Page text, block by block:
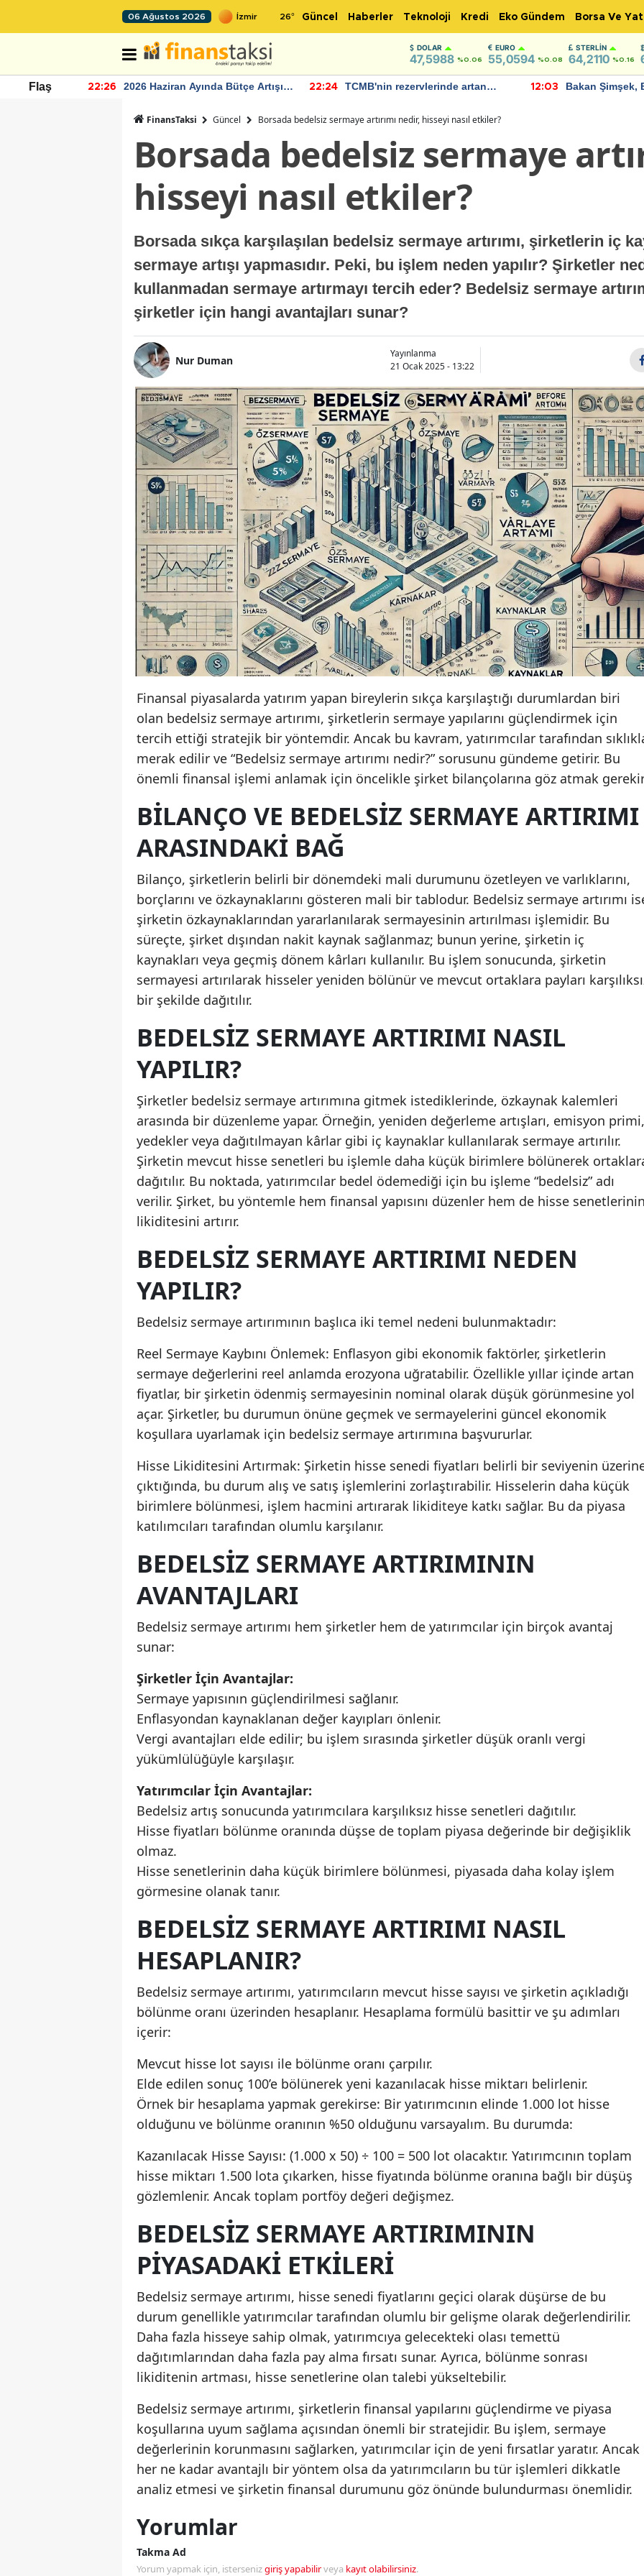
06 Ağustos 2026 26° Güncel Haberler Teknoloji Kredi Eko Gündem Borsa Ve
DOLAR
47,5988 %0.06
EURO
55,0594 %0.08
STERLIN
64,2110 %0.16
Flaş 22:26
2026 Haziran Ayında Bütçe Artışı
22:24
TCMB'nin rezervlerinde artan
12:03
Bakan Şimşek,
FinansTaksi Güncel Borsada bedelsiz sermaye artırımı nedir, hisseyi nasıl etkiler?
Borsada bedelsiz sermaye
hisseyi nasıl etkiler?
Borsada sıkça karşılaşılan bedelsiz sermaye artırımı, şirketlerin iç
sermaye artışı yapmasıdır. Peki, bu işlem neden yapılır? Şirketler
kullanmadan sermaye artırmayı tercih eder? Bedelsiz sermaye
şirketler için hangi avantajları sunar?
Nur Duman
Yayınlanma
21 Ocak 2025 - 13:22
Finansal piyasalarda yatırım yapan bireylerin sıkça karşılaştığı durumlardan biri
olan bedelsiz sermaye artırımı, şirketlerin sermaye yapılarını güçlendirmek için
tercih ettiği stratejik bir yöntemdir. Ancak bu kavram, yatırımcılar tarafından
merak edilir ve “Bedelsiz sermaye artırımı nedir?” sorusunu gündeme getirir. Bu
önemli finansal işlemi anlamak için öncelikle şirket bilançolarına göz atmak
BILANÇO VE BEDELSIZ SERMAYE ARTIRIMI
ARASINDAKI BAĞ
Bilanço, şirketlerin belirli bir dönemdeki mali durumunu özetleyen ve varlıklarını,
borçlarını ve özkaynaklarını gösteren mali bir tablodur. Bedelsiz sermaye artırımı
şirketin özkaynaklarından yararlanılarak sermayesinin artırılması işlemidir. Bu
süreçte, şirket dışından nakit kaynak sağlanmaz; bunun yerine, şirketin iç
kaynakları veya geçmiş dönem kârları kullanılır. Bu işlem sonucunda, şirketin
sermayesi artırılarak hisseler yeniden bölünür ve mevcut ortaklara payları
bir şekilde dağıtılır.
BEDELSIZ SERMAYE ARTIRIMI NASIL
YAPILIR?
Şirketler bedelsiz sermaye artırımına gitmek istediklerinde, özkaynak kalemleri
arasında bir düzenleme yapar. Örneğin, yeniden değerleme artışları, emisyon primi,
yedekler veya dağıtılmayan kârlar gibi iç kaynaklar kullanılarak sermaye artırılır.
Şirketin mevcut hisse senetleri bu işlemle daha küçük birimlere bölünerek
dağıtılır. Bu noktada, yatırımcılar bedel ödemediği için bu işleme “bedelsiz” adı
verilir. Şirket, bu yöntemle hem finansal yapısını düzenler hem de hisse
likiditesini artırır.
BEDELSIZ SERMAYE ARTIRIMI NEDEN
YAPILIR?
Bedelsiz sermaye artırımının başlıca iki temel nedeni bulunmaktadır:
Reel Sermaye Kaybını Önlemek: Enflasyon gibi ekonomik faktörler, şirketlerin
sermaye değerlerini reel anlamda erozyona uğratabilir. Özellikle yıllar içinde artan
fiyatlar, bir şirketin ödenmiş sermayesinin nominal olarak düşük görünmesine yol
açar. Şirketler, bu durumun önüne geçmek ve sermayelerini güncel ekonomik
koşullara uyarlamak için bedelsiz sermaye artırımına başvururlar.
Hisse Likiditesini Artırmak: Şirketin hisse senedi fiyatları belirli bir seviyenin
çıktığında, bu durum alış ve satış işlemlerini zorlaştırabilir. Hisselerin daha küçük
birimlere bölünmesi, işlem hacmini artırarak likiditeye katkı sağlar. Bu da piyasa
katılımcıları tarafından olumlu karşılanır.
BEDELSIZ SERMAYE ARTIRIMININ
AVANTAJLARI
Bedelsiz sermaye artırımı hem şirketler hem de yatırımcılar için birçok avantaj
sunar:
Şirketler İçin Avantajlar:
Sermaye yapısının güçlendirilmesi sağlanır.
Enflasyondan kaynaklanan değer kayıpları önlenir.
Vergi avantajları elde edilir; bu işlem sırasında şirketler düşük oranlı vergi
yükümlülüğüyle karşılaşır.
Yatırımcılar İçin Avantajlar:
Bedelsiz artış sonucunda yatırımcılara karşılıksız hisse senetleri dağıtılır.
Hisse fiyatları bölünme oranında düşse de toplam piyasa değerinde bir değişiklik
olmaz.
Hisse senetlerinin daha küçük birimlere bölünmesi, piyasada daha kolay işlem
görmesine olanak tanır.
BEDELSIZ SERMAYE ARTIRIMI NASIL
HESAPLANIR?
Bedelsiz sermaye artırımı, yatırımcıların mevcut hisse sayısı ve şirketin açıkladığı
bölünme oranı üzerinden hesaplanır. Hesaplama formülü basittir ve şu adımları
içerir:
Mevcut hisse lot sayısı ile bölünme oranı çarpılır.
Elde edilen sonuç 100’e bölünerek yeni kazanılacak hisse miktarı belirlenir.
Örnek bir hesaplama yapmak gerekirse: Bir yatırımcının elinde 1.000 lot hisse
olduğunu ve bölünme oranının %50 olduğunu varsayalım. Bu durumda:
Kazanılacak Hisse Sayısı: (1.000 x 50) ÷ 100 = 500 lot olacaktır. Yatırımcının toplam
hisse miktarı 1.500 lota çıkarken, hisse fiyatında bölünme oranına bağlı bir düşüş
gözlemlenir. Ancak toplam portföy değeri değişmez.
BEDELSIZ SERMAYE ARTIRIMININ
PIYASADAKI ETKILERI
Bedelsiz sermaye artırımı, hisse senedi fiyatlarını geçici olarak düşürse de bu
durum genellikle yatırımcılar tarafından olumlu bir gelişme olarak değerlendirilir.
Daha fazla hisseye sahip olmak, yatırımcıya gelecekteki olası temettü
dağıtımlarından daha fazla pay alma fırsatı sunar. Ayrıca, bölünme sonrası
likiditenin artması, hisse senetlerine olan talebi yükseltebilir.
Bedelsiz sermaye artırımı, şirketlerin finansal yapılarını güçlendirme ve piyasa
koşullarına uyum sağlama açısından önemli bir stratejidir. Bu işlem, sermaye
değerlerinin korunmasını sağlarken, yatırımcılar için de yeni fırsatlar yaratır. Ancak
her ne kadar avantajlı bir yöntem olsa da yatırımcıların bu tür işlemleri dikkatle
analiz etmesi ve şirketin finansal durumunu göz önünde bulundurması önemlidir.
Yorumlar
Takma Ad
Yorum yapmak için, istersenizgiriş yapabilirveya kayıt olabilirsiniz.